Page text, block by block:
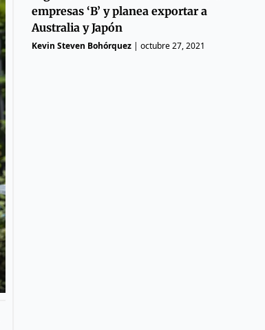
empresas ‘B’ y planea exportar a
Australia y Japón
Kevin Steven Bohórquez| octubre 27, 2021